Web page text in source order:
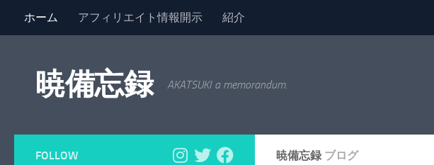
コンテンツへスキップ
ホーム アフィリエイト情報開示 紹介
暁備忘録 AKATSUKI a memorandum.
暁備忘録 ブログ
FOLLOW